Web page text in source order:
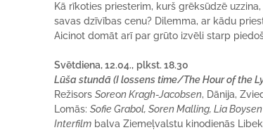
Kā rīkoties priesterim, kurš grēksūdzē
savas dzīvības cenu? Dilemma, ar kādu
Aicinot domāt arī par grūto izvēli starp
Svētdiena, 12.04., plkst. 18.30
Lūša stundā (I lossens time/The Hour of the
RežisorsSoreon Kragh-Jacobsen, Dānija,
Lomās:Sofie Grabol, Soren Malling, Lia Boysen
Interfilm balva Ziemeļvalstu kinodienās